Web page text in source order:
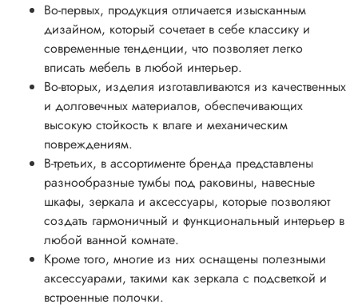
Во-первых, продукция отличается изысканным
дизайном, который сочетает в себе классику и
современные тенденции, что позволяет легко
вписать мебель в любой интерьер.
Во-вторых, изделия изготавливаются из качественных
и долговечных материалов, обеспечивающих
высокую стойкость к влаге и механическим
повреждениям.
В-третьих, в ассортименте бренда представлены
разнообразные тумбы под раковины, навесные
шкафы, зеркала и аксессуары, которые позволяют
создать гармоничный и функциональный интерьер в
любой ванной комнате.
Кроме того, многие из них оснащены полезными
аксессуарами, такими как зеркала с подсветкой и
встроенные полочки.